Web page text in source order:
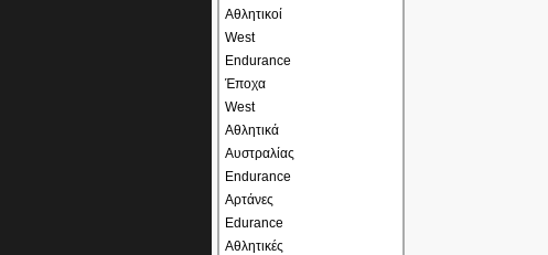
Αθλητικοί
West
Endurance
Έποχα
West
Αθλητικά
Αυστραλίας
Endurance
Αρτάνες
Edurance
Αθλητικές